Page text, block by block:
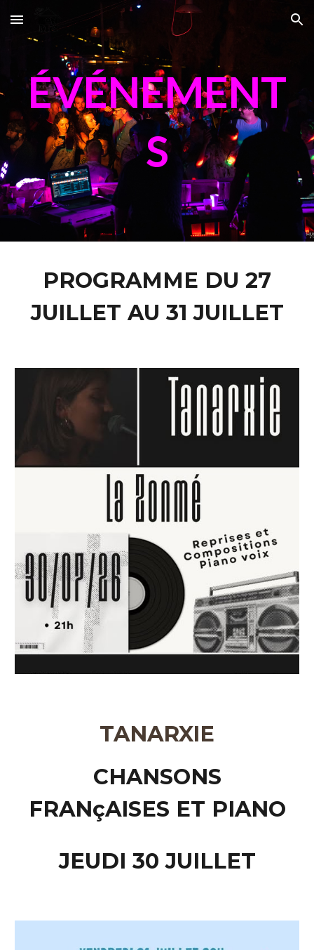
Skip to main content Skip to navigation
ÉVÉNEMENT
S
PROGRAMME DU 27
JUILLET AU 31 JUILLET
TANARXIE
CHANSONS
FRANçAISES ET PIANO
JEUDI 30 JUILLET